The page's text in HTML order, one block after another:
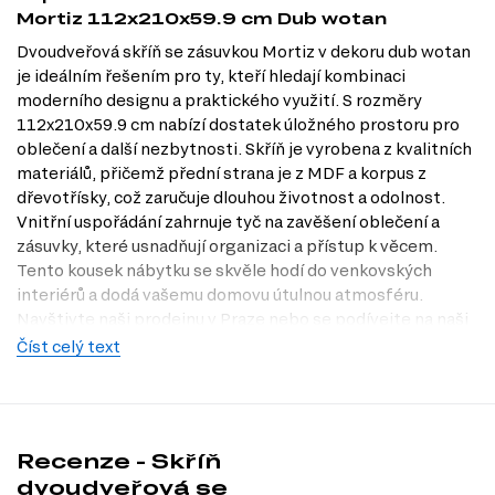
Mortiz 112x210x59.9 cm Dub wotan
Dvoudveřová skříň se zásuvkou Mortiz v dekoru dub wotan
je ideálním řešením pro ty, kteří hledají kombinaci
moderního designu a praktického využití. S rozměry
112x210x59.9 cm nabízí dostatek úložného prostoru pro
oblečení a další nezbytnosti. Skříň je vyrobena z kvalitních
materiálů, přičemž přední strana je z MDF a korpus z
dřevotřísky, což zaručuje dlouhou životnost a odolnost.
Vnitřní uspořádání zahrnuje tyč na zavěšení oblečení a
zásuvky, které usnadňují organizaci a přístup k věcem.
Tento kousek nábytku se skvěle hodí do venkovských
interiérů a dodá vašemu domovu útulnou atmosféru.
Navštivte naši prodejnu v Praze nebo se podívejte na naši
nabídku na Dubok.cz, kde najdete další skvělé kousky pro
dostatek místa pro oblečení a další osobní věci, čímž pomáhá
udržovat váš domov v pořádku.
Číst celý text
Recenze - Skříň
dvoudveřová se